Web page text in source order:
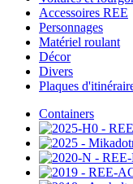
Accessoires REE
Personnages
Matériel roulant
Décor
Divers
Plaques
Containers